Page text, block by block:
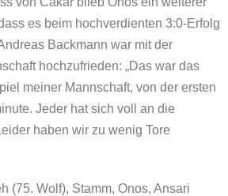
es beim hochverdienten 3:0-Erfolg
Backmann war mit der
hochzufrieden: „Das war das
meiner Mannschaft, von der ersten
Jeder hat sich voll an die
haben wir zu wenig Tore
(75. Wolf), Stamm, Onos, Ansari